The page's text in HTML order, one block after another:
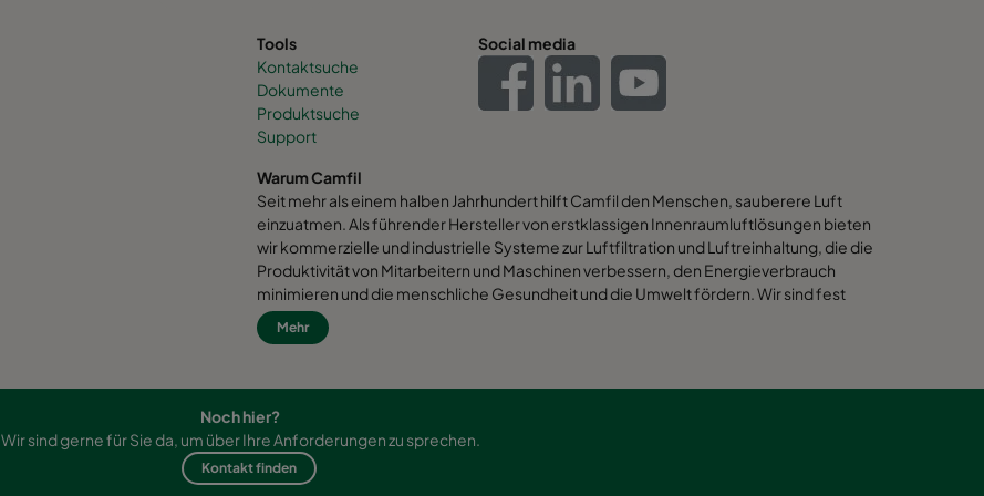
Tools
Kontaktsuche
Dokumente
Produktsuche
Support
Social media
Warum Camfil
Seit mehr als einem halben Jahrhundert hilft Camfil den Menschen, sauberere Luft
einzuatmen. Als führender Hersteller von erstklassigen Innenraumluftlösungen bieten
wir kommerzielle und industrielle Systeme zur Luftfiltration und Luftreinhaltung, die die
Produktivität von Mitarbeitern und Maschinen verbessern, den Energieverbrauch
minimieren und die menschliche Gesundheit und die Umwelt fördern. Wir sind fest
davon überzeugt, dass die besten Lösungen für unsere Kunden auch die besten
Lösungen für unseren Planeten sind. Deshalb berücksichtigen wir bei jedem Schritt -
Auswirkungen dessen, welche wir auf die Menschen und die Welt um uns herum haben.
Durch einen neuen Ansatz zur Problemlösung, innovativem Design, einer präzise
Prozesssteuerung und einer starken Kundenorientierung möchten erreichen, dass Sie
mehr erhalten und wir bessere Wege finden, damit wir alle leichter atmen können.
Mehr
Noch hier?
Wir sind gerne für Sie da, um über Ihre Anforderungen zu sprechen.
Kontakt finden